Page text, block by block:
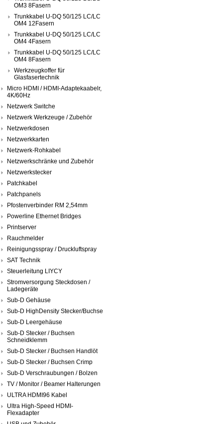
OM3 8Fasern
Trunkkabel U-DQ 50/125 LC/LC
OM4 12Fasern
Trunkkabel U-DQ 50/125 LC/LC
OM4 4Fasern
Trunkkabel U-DQ 50/125 LC/LC
OM4 8Fasern
Werkzeugkoffer für
Glasfasertechnik
Micro HDMI / HDMI-Adaptekaabelr,
4K/60Hz
Netzwerk Switche
Netzwerk Werkzeuge / Zubehör
Netzwerkdosen
Netzwerkkarten
Netzwerk-Rohkabel
Netzwerkschränke und Zubehör
Netzwerkstecker
Patchkabel
Patchpanels
Pfostenverbinder RM 2,54mm
Powerline Ethernet Bridges
Printserver
Rauchmelder
Reinigungsspray / Druckluftspray
SAT Technik
Steuerleitung LIYCY
Stromversorgung Steckdosen /
Ladegeräte
Sub-D Gehäuse
Sub-D HighDensity Stecker/Buchse
Sub-D Leergehäuse
Sub-D Stecker / Buchsen
Schneidklemm
Sub-D Stecker / Buchsen Handlöt
Sub-D Stecker / Buchsen Crimp
Sub-D Verschraubungen / Bolzen
TV / Monitor / Beamer Halterungen
ULTRA HDMI96 Kabel
Ultra High-Speed HDMI-
Flexadapter